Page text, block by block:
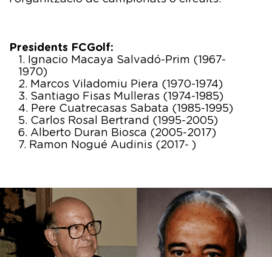
Presidents FCGolf:
Ignacio Macaya Salvadó-Prim (1967-
1970)
Marcos Viladomiu Piera (1970-1974)
Santiago Fisas Mulleras (1974-1985)
Pere Cuatrecasas Sabata (1985-1995)
Carlos Rosal Bertrand (1995-2005)
Alberto Duran Biosca (2005-2017)
Ramon Nogué Audinis (2017- )